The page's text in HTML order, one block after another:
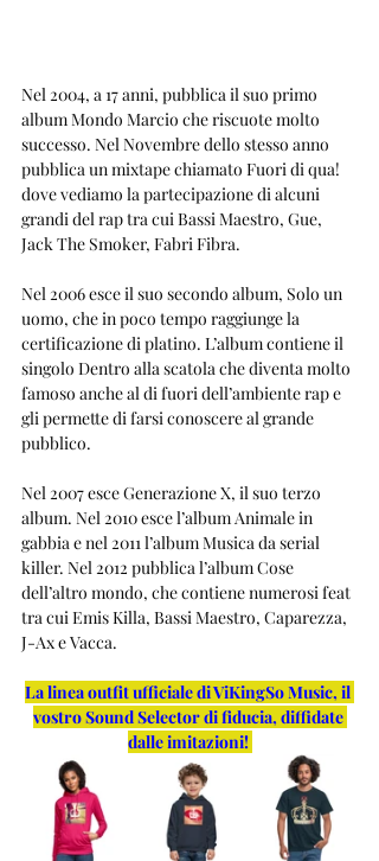
Nel 2004, a 17 anni, pubblica il suo primo
album Mondo Marcio che riscuote molto
successo. Nel Novembre dello stesso anno
pubblica un mixtape chiamato Fuori di qua!
dove vediamo la partecipazione di alcuni
grandi del rap tra cui Bassi Maestro, Gue,
Jack The Smoker, Fabri Fibra.
Nel 2006 esce il suo secondo album, Solo un
uomo, che in poco tempo raggiunge la
certificazione di platino. L’album contiene il
singolo Dentro alla scatola che diventa molto
famoso anche al di fuori dell’ambiente rap e
gli permette di farsi conoscere al grande
pubblico.
Nel 2007 esce Generazione X, il suo terzo
album. Nel 2010 esce l’album Animale in
gabbia e nel 2011 l’album Musica da serial
killer. Nel 2012 pubblica l’album Cose
dell’altro mondo, che contiene numerosi feat
tra cui Emis Killa, Bassi Maestro, Caparezza,
J-Ax e Vacca.
La linea outfit ufficiale di ViKingSo Music, il
vostro Sound Selector di fiducia, diffidate
dalle imitazioni!